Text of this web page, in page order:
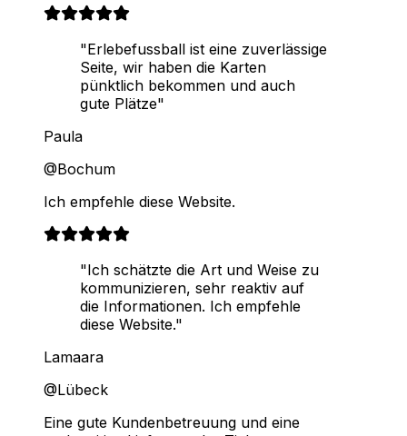
"Erlebefussball ist eine zuverlässige
Seite, wir haben die Karten
pünktlich bekommen und auch
gute Plätze"
Paula
@Bochum
Ich empfehle diese Website.
"Ich schätzte die Art und Weise zu
kommunizieren, sehr reaktiv auf
die Informationen. Ich empfehle
diese Website."
Lamaara
@Lübeck
Eine gute Kundenbetreuung und eine